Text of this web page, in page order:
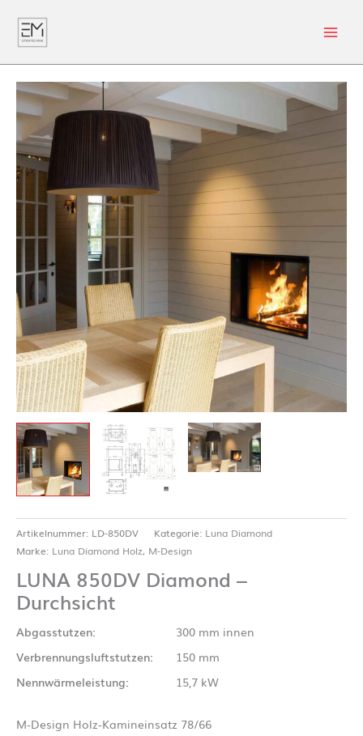
Artikelnummer: LD-850DV Kategorie: Luna Diamond
Marke: Luna Diamond Holz, M-Design
LUNA 850DV Diamond –
Durchsicht
Abgasstutzen:
300 mm innen
Verbrennungsluftstutzen:
150 mm
Nennwärmeleistung:
15,7 kW
M-Design Holz-Kamineinsatz 78/66